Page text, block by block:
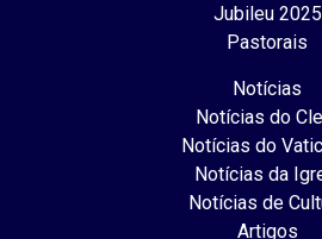
Jubileu 2025
Pastorais
Notícias
Notícias do
Notícias do
Notícias da
Notícias de
Artigos